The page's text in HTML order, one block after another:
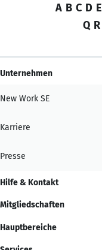
A B C D E
Q R
Unternehmen
New Work SE
Karriere
Presse
Hilfe & Kontakt
Mitgliedschaften
Hauptbereiche